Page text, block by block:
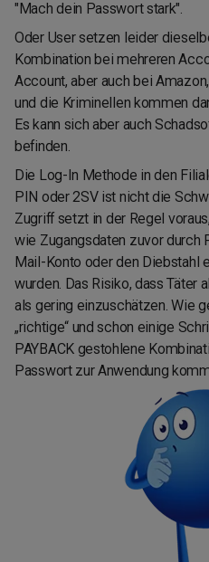
"Mach dein Passwort stark".
Oder User setzen leider
Kombination bei mehreren
Account, aber auch bei Amazon,
und die Kriminellen kommen
Es kann sich aber auch
befinden.
Die Log-In Methode in den
PIN oder 2SV ist nicht die
Zugriff setzt in der Regel
wie Zugangsdaten zuvor durch
Mail-Konto oder den Diebstahl
wurden. Das Risiko, dass Täter
als gering einzuschätzen. Wie
„richtige“ und schon einige
PAYBACK gestohlene
Passwort zur Anwendung